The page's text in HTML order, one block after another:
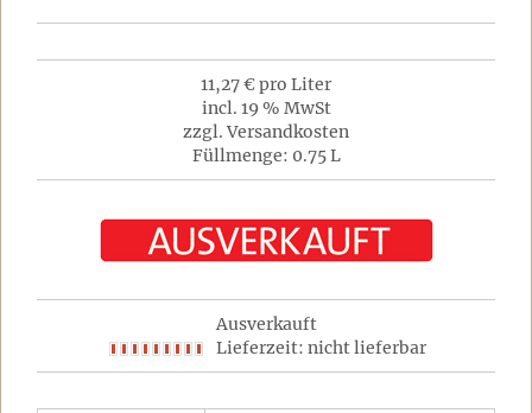
11,27 € pro Liter
incl. 19 % MwSt
zzgl. Versandkosten
Füllmenge: 0.75 L
Ausverkauft
Lieferzeit: nicht lieferbar